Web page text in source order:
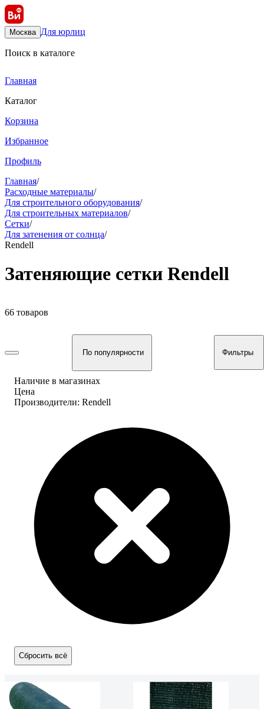
Москва Для юрлиц
Поиск в каталоге
Главная
Каталог
Корзина
Избранное
Профиль
Главная/
Расходные материалы/
Для строительного оборудования/
Для строительных материалов/
Сетки/
Для затенения от солнца/
Rendell
Затеняющие сетки Rendell
66 товаров
По популярности Фильтры
Наличие в магазинах
Цена
Производители: Rendell
Сбросить всё